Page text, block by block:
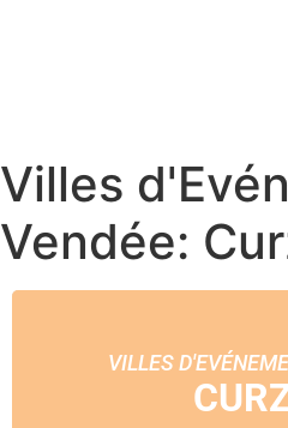
Villes
Vendée:
VILLES